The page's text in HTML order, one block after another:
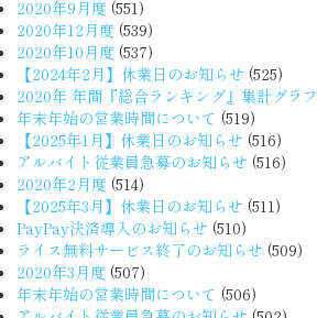
2020年9月度 (551)
2020年12月度 (539)
2020年10月度 (537)
【2024年2月】休業日のお知らせ (525)
2020年 年間『総合ランキング』集計グラフ
年末年始の営業時間について (519)
【2025年1月】休業日のお知らせ (516)
アルバイト従業員急募のお知らせ (516)
2020年2月度 (514)
【2025年3月】休業日のお知らせ (511)
PayPay決済導入のお知らせ (510)
ライス無料サービス終了のお知らせ (509)
2020年3月度 (507)
年末年始の営業時間について (506)